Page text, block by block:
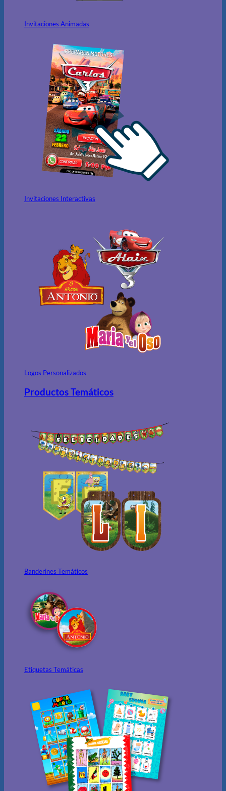
Invitaciones Animadas
Invitaciones Interactivas
Logos Personalizados
Productos Temáticos
Banderines Temáticos
Etiquetas Temáticas